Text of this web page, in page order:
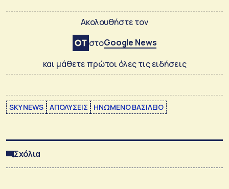
Ακολουθήστε τον
στοGoogle News
και μάθετε πρώτοι όλες τις ειδήσεις
SKY NEWS ΑΠΟΛΥΣΕΙΣ ΗΝΩΜΕΝΟ ΒΑΣΙΛΕΙΟ
Σχόλια